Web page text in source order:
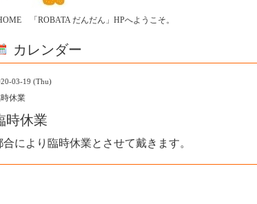
「ROBATA だんだん」HPへようこそ。
カレンダー
03-19 (Thu)
休業
時休業
合により臨時休業とさせて戴きます。